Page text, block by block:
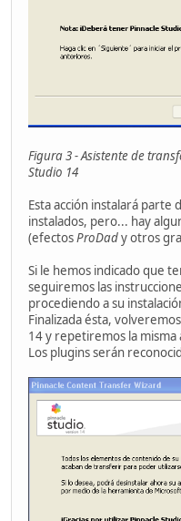
Figura 3 - Asistente de
Studio 14
Esta acción instalará parte
instalados, pero... hay
(efectosProDady otros
Si le hemos indicado que
seguiremos las
procediendo a su
Finalizada ésta,
14 y repetiremos la misma
Los plugins serán